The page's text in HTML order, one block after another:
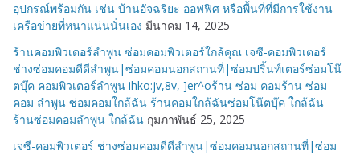
อุปกรณ์พร้อมกัน เช่น บ้านอัจฉริยะ ออฟฟิศ หรือพื้นที่ที่มีการใช้งาน
เครือข่ายที่หนาแน่นนั่นเอง มีนาคม 14, 2025
ร้านคอมพิวเตอร์ลำพูน ซ่อมคอมพิวเตอร์ใกล้คุณ เจซี-คอมพิวเตอร์
ช่างซ่อมคอมดีดีลำพูน|ซ่อมคอมนอกสถานที่|ซ่อมปริ้นท์เตอร์ซ่อมโน๊
ตบุ๊ค คอมพิวเตอร์ลำพูน ihko:jv,8v, ]er^oร้าน ซ่อม คอมร้าน ซ่อม
คอม ลำพูน ซ่อมคอมใกล้ฉัน ร้านคอมใกล้ฉันซ่อมโน๊ตบุ๊ค ใกล้ฉัน
ร้านซ่อมคอมลำพูน ใกล้ฉัน กุมภาพันธ์ 25, 2025
เจซี-คอมพิวเตอร์ ช่างซ่อมคอมดีดีลำพูน|ซ่อมคอมนอกสถานที่|ซ่อม